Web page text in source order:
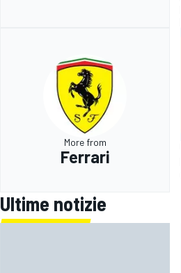
More from
Ferrari
Ultime notizie